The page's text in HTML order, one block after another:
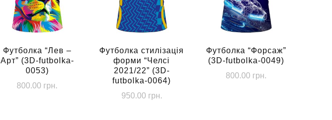
Футболка “Лев –
Арт” (3D-futbolka-
0053)
800.00 грн.
Футболка стилізація
форми “Челсі
2021/22” (3D-
futbolka-0064)
950.00 грн.
Футболка “Форсаж”
(3D-futbolka-0049)
800.00 грн.